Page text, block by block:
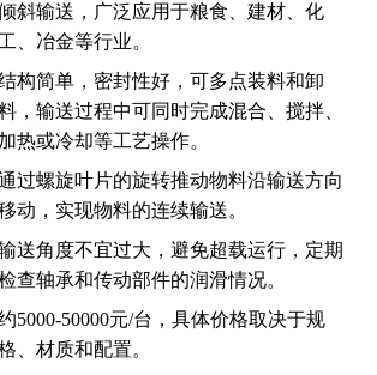
斜输送，广泛应用于粮食、建材、化
工、冶金等行业。
构简单，密封性好，可多点装料和卸
，输送过程中可同时完成混合、搅拌、
加热或冷却等工艺操作。
过螺旋叶片的旋转推动物料沿输送方向
动，实现物料的连续输送。
送角度不宜过大，避免超载运行，定期
查轴承和传动部件的润滑情况。
5000-50000元/台，具体价格取决于规
、材质和配置。